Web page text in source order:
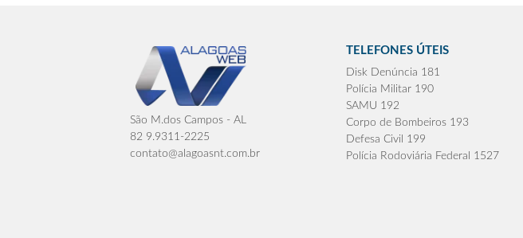
São M.dos Campos - AL
82 9.9311-2225
contato@alagoasnt.com.br
TELEFONES ÚTEIS
Disk Denúncia 181
Polícia Militar 190
SAMU 192
Corpo de Bombeiros 193
Defesa Civil 199
Polícia Rodoviária Federal 1527